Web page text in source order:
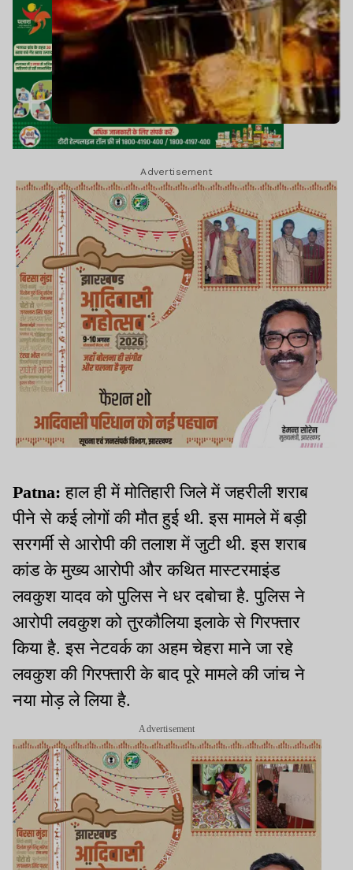
Advertisement
Patna: हाल ही में मोतिहारी जिले में जहरीली शराब
पीने से कई लोगों की मौत हुई थी. इस मामले में बड़ी
सरगर्मी से आरोपी की तलाश में जुटी थी. इस शराब
कांड के मुख्य आरोपी और कथित मास्टरमाइंड
लवकुश यादव को पुलिस ने धर दबोचा है. पुलिस ने
आरोपी लवकुश को तुरकौलिया इलाके से गिरफ्तार
किया है. इस नेटवर्क का अहम चेहरा माने जा रहे
लवकुश की गिरफ्तारी के बाद पूरे मामले की जांच ने
नया मोड़ ले लिया है.
Advertisement